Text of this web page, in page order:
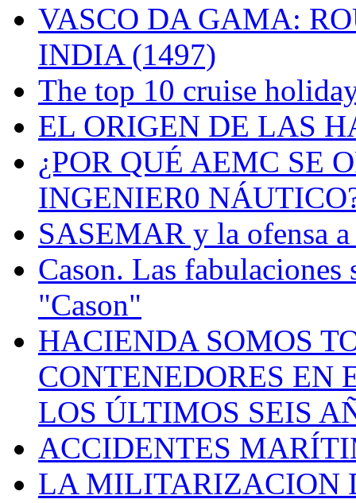
VASCO DA GAMA:
INDIA (1497)
The top 10 cruise
EL ORIGEN DE LAS
¿POR QUÉ AEMC SE
INGENIER0
SASEMAR y la ofensa a
Cason. Las fabulaciones
"Cason"
HACIENDA SOMOS
CONTENEDORES EN
LOS ÚLTIMOS SEIS
ACCIDENTES
LA MILITARIZACION